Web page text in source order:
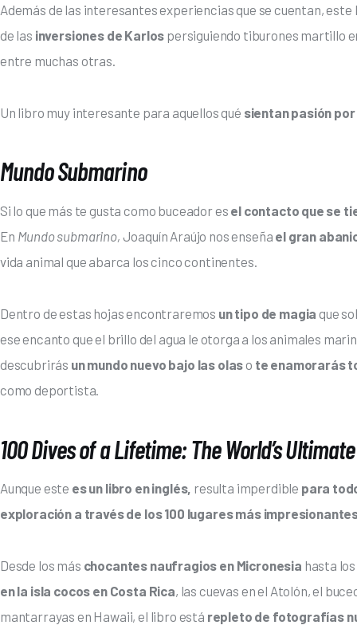
Además de las interesantes experiencias que se cuentan,
de las inversiones de Karlos persiguiendo tiburones martillo
entre muchas otras.
Un libro muy interesante para aquellos qué sientan pasión
Mundo Submarino
Si lo que más te gusta como buceador es el contacto que se
En Mundo submarino, Joaquín Araújo nos enseña el gran
vida animal que abarca los cinco continentes.
Dentro de estas hojas encontraremos un tipo de magia que
ese encanto que el brillo del agua le otorga a los animales
descubrirás un mundo nuevo bajo las olas o te enamorarás
como deportista.
100 Dives of a Lifetime: The World’s
Aunque este es un libro en inglés, resulta imperdible para
exploración a través de los 100 lugares más
Desde los más chocantes naufragios en Micronesia hasta
en la isla cocos en Costa Rica, las cuevas en el Atolón, el
mantarrayas en Hawaii, el libro está repleto de fotografías